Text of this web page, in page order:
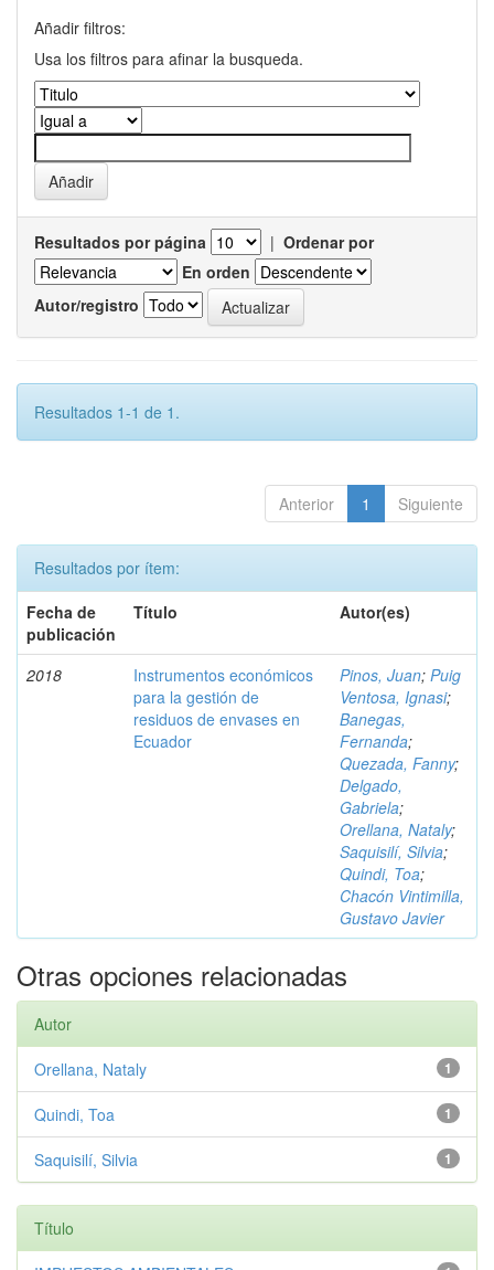
Añadir filtros:
Usa los filtros para afinar la busqueda.
Resultados por página | Ordenar por
En orden
Autor/registro
Resultados 1-1 de 1.
Anterior 1 Siguiente
Resultados por ítem:
Fecha de
publicación
Título Autor(es)
2018
Instrumentos económicos
para la gestión de
residuos de envases en
Ecuador
Pinos, Juan; Puig
Ventosa, Ignasi;
Banegas,
Fernanda;
Quezada, Fanny;
Delgado,
Gabriela;
Orellana, Nataly;
Saquisilí, Silvia;
Quindi, Toa;
Chacón Vintimilla,
Gustavo Javier
Otras opciones relacionadas
Autor
1
Orellana, Nataly
1
Quindi, Toa
1
Saquisilí, Silvia
Título